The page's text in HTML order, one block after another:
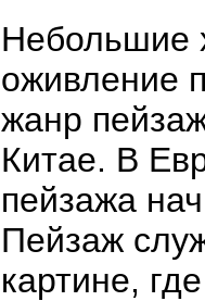
Небольшие
оживление
жанр
Китае. В
пейзажа
Пейзаж
картине,